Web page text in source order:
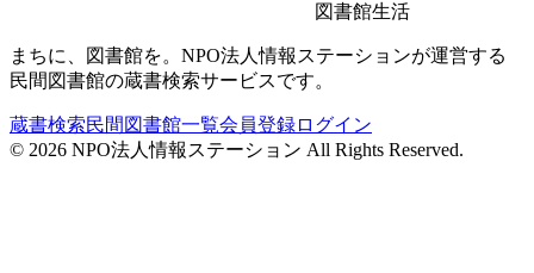
図書館生活
まちに、図書館を。NPO法人情報ステーションが運営する
民間図書館の蔵書検索サービスです。
蔵書検索民間図書館一覧会員登録ログイン
© 2026 NPO法人情報ステーション All Rights Reserved.